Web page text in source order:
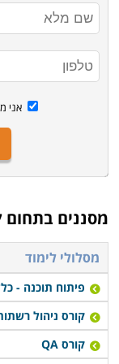
אני
מסננים בתחום
מסלולי לימוד
פיתוח תוכנה -
קורס ניהול
קורס QA